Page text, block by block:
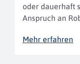
oder dauerhaft
Anspruch an
Mehr erfahren